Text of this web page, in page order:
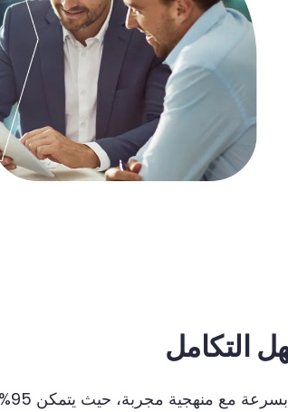
التكامل
بسرعة مع منهجية مجربة، حيث يتمكن